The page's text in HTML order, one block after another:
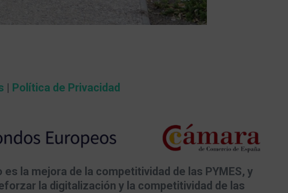
| Política de Privacidad
la mejora de la competitividad de las PYMES, y
la digitalización y la competitividad de las